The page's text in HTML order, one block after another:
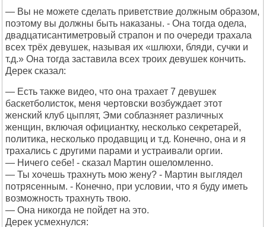
— Вы не можете сделать приветствие должным образом,
поэтому вы должны быть наказаны. - Она тогда одела,
двадцатисантиметровый страпон и по очереди трахала
всех трёх девушек, называя их «шлюхи, бляди, сучки и
т.д.» Она тогда заставила всех троих девушек кончить.
Дерек сказал:
— Есть также видео, что она трахает 7 девушек
баскетболисток, меня чертовски возбуждает этот
женский клуб цыплят, Эми соблазняет различных
женщин, включая официантку, несколько секретарей,
политика, несколько продавщиц и т.д. Конечно, она и я
трахались с другими парами и устраивали оргии.
— Ничего себе! - сказал Мартин ошеломленно.
— Ты хочешь трахнуть мою жену? - Мартин выглядел
потрясенным. - Конечно, при условии, что я буду иметь
возможность трахнуть твою.
— Она никогда не пойдет на это.
Дерек усмехнулся: